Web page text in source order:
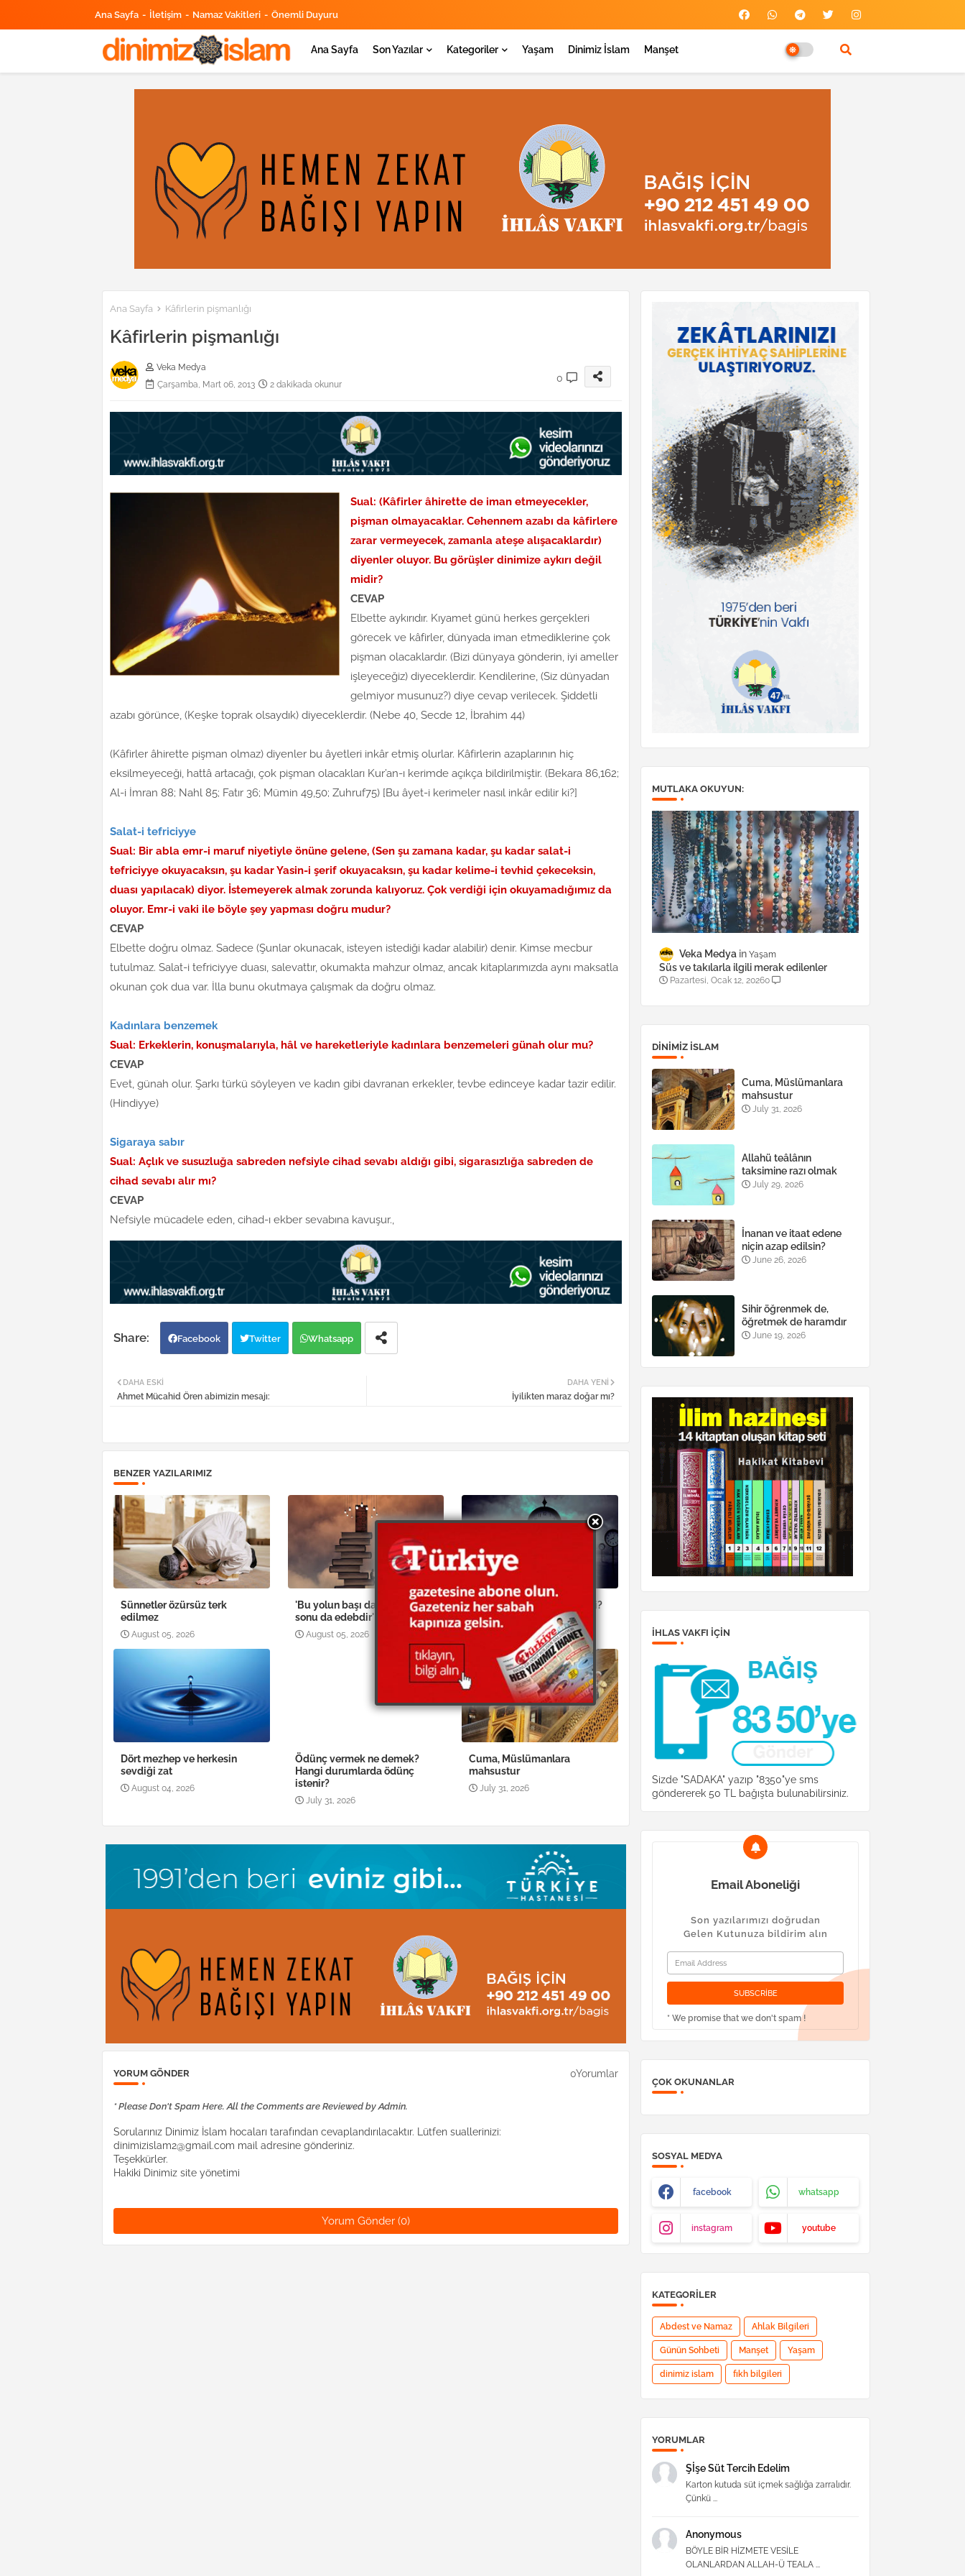
Ana Sayfa İletişim Namaz Vakitleri Önemli Duyuru
Ana Sayfa Son Yazılar Kategoriler Yaşam Dinimiz İslam Manşet
Ana Sayfa Kâfirlerin pişmanlığı
Kâfirlerin pişmanlığı
Veka Medya
Çarşamba, Mart 06, 2013
2 dakikada okunur
0
Sual: (Kâfirler âhirette de iman etmeyecekler,
pişman olmayacaklar. Cehennem azabı da kâfirlere
zarar vermeyecek, zamanla ateşe alışacaklardır)
diyenler oluyor. Bu görüşler dinimize aykırı değil
midir?
CEVAP
Elbette aykırıdır. Kıyamet günü herkes gerçekleri
görecek ve kâfirler, dünyada iman etmediklerine çok
pişman olacaklardır. (Bizi dünyaya gönderin, iyi ameller
işleyeceğiz) diyeceklerdir. Kendilerine, (Siz dünyadan
gelmiyor musunuz?) diye cevap verilecek. Şiddetli
azabı görünce, (Keşke toprak olsaydık) diyeceklerdir. (Nebe 40, Secde 12, İbrahim 44)
(Kâfirler âhirette pişman olmaz) diyenler bu âyetleri inkâr etmiş olurlar. Kâfirlerin azaplarının hiç
eksilmeyeceği, hattâ artacağı, çok pişman olacakları Kur’an-ı kerimde açıkça bildirilmiştir. (Bekara 86,162;
Al-i İmran 88; Nahl 85; Fatır 36; Mümin 49,50; Zuhruf75) [Bu âyet-i kerimeler nasıl inkâr edilir ki?]
Salat-i tefriciyye
Sual: Bir abla emr-i maruf niyetiyle önüne gelene, (Sen şu zamana kadar, şu kadar salat-i
tefriciyye okuyacaksın, şu kadar Yasin-i şerif okuyacaksın, şu kadar kelime-i tevhid çekeceksin,
duası yapılacak) diyor. İstemeyerek almak zorunda kalıyoruz. Çok verdiği için okuyamadığımız da
oluyor. Emr-i vaki ile böyle şey yapması doğru mudur?
CEVAP
Elbette doğru olmaz. Sadece (Şunlar okunacak, isteyen istediği kadar alabilir) denir. Kimse mecbur
tutulmaz. Salat-i tefriciyye duası, salevattır, okumakta mahzur olmaz, ancak kitaplarımızda aynı maksatla
okunan çok dua var. İlla bunu okutmaya çalışmak da doğru olmaz.
Kadınlara benzemek
Sual: Erkeklerin, konuşmalarıyla, hâl ve hareketleriyle kadınlara benzemeleri günah olur mu?
CEVAP
Evet, günah olur. Şarkı türkü söyleyen ve kadın gibi davranan erkekler, tevbe edinceye kadar tazir edilir.
(Hindiyye)
Sigaraya sabır
Sual: Açlık ve susuzluğa sabreden nefsiyle cihad sevabı aldığı gibi, sigarasızlığa sabreden de
cihad sevabı alır mı?
CEVAP
Nefsiyle mücadele eden, cihad-ı ekber sevabına kavuşur.,
Facebook Twitter Whatsapp
DAHA YENI
İyilikten maraz doğar mı?
DAHA ESKI
Ahmet Mücahid Ören abimizin mesajı:
BENZER YAZILARIMIZ
Sünnetler özürsüz terk
edilmez
August 05, 2026
'Bu yolun başı da, ortası da,
sonu da edebdir'
August 05, 2026
İnsanın ömrü değişebilir mi?
August 04, 2026
Dört mezhep ve herkesin
sevdiği zat
August 04, 2026
Ödünç vermek ne demek?
Hangi durumlarda ödünç
istenir?
July 31, 2026
Cuma, Müslümanlara
mahsustur
July 31, 2026
YORUM GÖNDER 0Yorumlar
* Please Don't Spam Here. All the Comments are Reviewed by Admin.
Sorularınız Dinimiz İslam hocaları tarafından cevaplandırılacaktır. Lütfen suallerinizi:
dinimizislam2@gmail.com mail adresine gönderiniz.
Teşekkürler.
Hakiki Dinimiz site yönetimi
Yorum Gönder (0)
MUTLAKA OKUYUN:
Veka Medya Yaşam
Süs ve takılarla ilgili merak edilenler
Pazartesi, Ocak 12, 20260
DINIMIZ ISLAM
Cuma, Müslümanlara
mahsustur
July 31, 2026
Allahü teâlânın
taksimine razı olmak
July 29, 2026
İnanan ve itaat edene
niçin azap edilsin?
June 26, 2026
Sihir öğrenmek de,
öğretmek de haramdır
June 19, 2026
İHLAS VAKFI IÇIN
Sizde "SADAKA" yazıp "8350"ye sms
göndererek 50 TL bağışta bulunabilirsiniz.
Email Aboneliği
Son yazılarımızı doğrudan
Gelen Kutunuza bildirim alın
* We promise that we don't spam !
ÇOK OKUNANLAR
SOSYAL MEDYA
facebook whatsapp
instagram youtube
KATEGORILER
Abdest ve Namaz Ahlak Bilgileri
Günün Sohbeti Manşet Yaşam
dinimiz islam fıkh bilgileri
YORUMLAR
Şİşe Süt Tercih Edelim
Karton kutuda süt içmek sağlığa zarralıdır.
Çünkü ...
Anonymous
BÖYLE BİR HİZMETE VESİLE
OLANLARDAN ALLAH-Ü TEALA ...